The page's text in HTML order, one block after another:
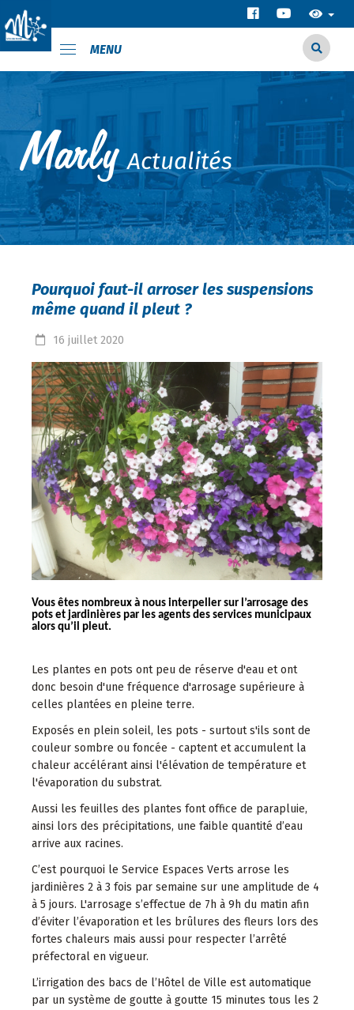
MENU
Actualités
Pourquoi faut-il arroser les suspensions
même quand il pleut ?
16 juillet 2020
Vous êtes nombreux à nous interpeller sur l’arrosage des
pots et jardinières par les agents des services municipaux
alors qu’il pleut.
Les plantes en pots ont peu de réserve d'eau et ont
donc besoin d'une fréquence d'arrosage supérieure à
celles plantées en pleine terre.
Exposés en plein soleil, les pots - surtout s'ils sont de
couleur sombre ou foncée - captent et accumulent la
chaleur accélérant ainsi l'élévation de température et
l'évaporation du substrat.
Aussi les feuilles des plantes font office de parapluie,
ainsi lors des précipitations, une faible quantité d’eau
arrive aux racines.
C’est pourquoi le Service Espaces Verts arrose les
jardinières 2 à 3 fois par semaine sur une amplitude de 4
à 5 jours. L'arrosage s’effectue de 7h à 9h du matin afin
d’éviter l’évaporation et les brûlures des fleurs lors des
fortes chaleurs mais aussi pour respecter l’arrêté
préfectoral en vigueur.
L’irrigation des bacs de l’Hôtel de Ville est automatique
par un système de goutte à goutte 15 minutes tous les 2